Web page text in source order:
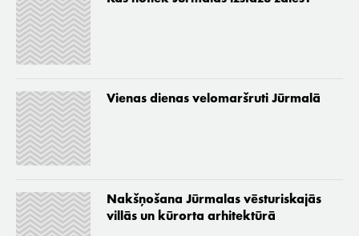
Vienas dienas velomaršruti Jūrmalā
Nakšņošana Jūrmalas vēsturiskajās
villās un kūrorta arhitektūrā